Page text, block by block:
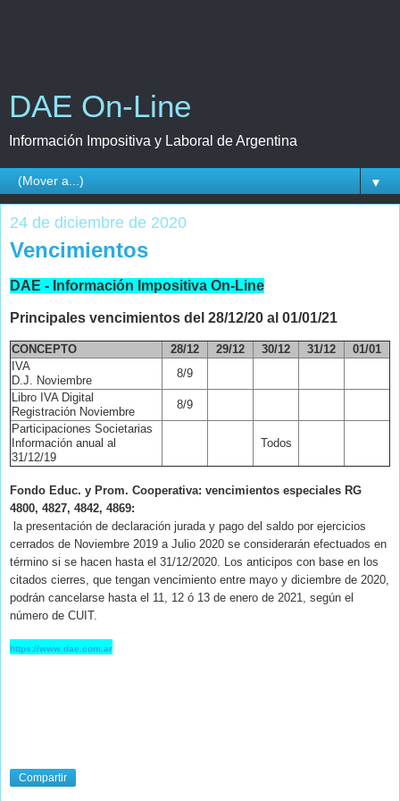
DAE On-Line
Información Impositiva y Laboral de Argentina
▼
24 de diciembre de 2020
Vencimientos
DAE - Información Impositiva On-Line
Principales vencimientos del 28/12/20 al 01/01/21
CONCEPTO 28/12 29/12 30/12 31/12
01/01
IVA
D.J. Noviembre
8/9
Libro IVA Digital
Registración Noviembre
8/9
Participaciones Societarias
Información anual al
31/12/19
Todos
Fondo Educ. y Prom. Cooperativa: vencimientos especiales RG
4800, 4827, 4842, 4869:
la presentación de declaración jurada y pago del saldo por ejercicios
cerrados de Noviembre 2019 a Julio 2020 se considerarán efectuados en
término si se hacen hasta el 31/12/2020. Los anticipos con base en los
citados cierres, que tengan vencimiento entre mayo y diciembre de 2020,
podrán cancelarse hasta el 11, 12 ó 13 de enero de 2021, según el
número de CUIT.
https://www.dae.com.ar
Compartir